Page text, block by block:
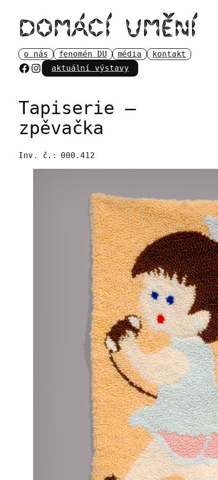
obsah
o nás fenomén DU média kontakt
Facebook
Instagram
aktuální výstavy
Tapiserie –
zpěvačka
Inv. č.: 000.412